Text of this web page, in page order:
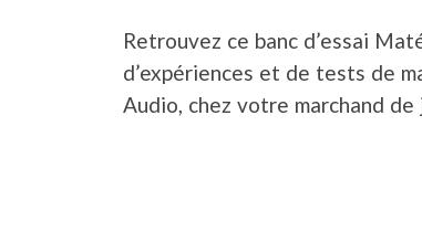
Retrouvez ce banc d’essai
d’expériences et de tests de
Audio, chez votre marchand